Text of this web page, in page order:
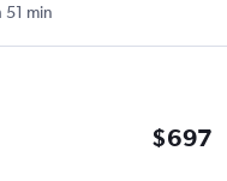
51 min
$697